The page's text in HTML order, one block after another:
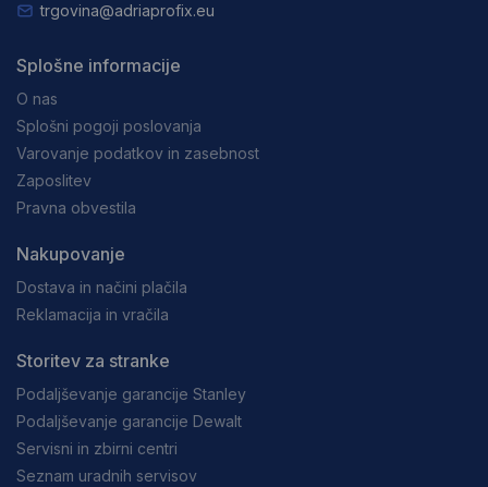
trgovina@adriaprofix.eu
Splošne informacije
O nas
Splošni pogoji poslovanja
Varovanje podatkov in zasebnost
Zaposlitev
Pravna obvestila
Nakupovanje
Dostava in načini plačila
Reklamacija in vračila
Storitev za stranke
Podaljševanje garancije Stanley
Podaljševanje garancije Dewalt
Servisni in zbirni centri
Seznam uradnih servisov